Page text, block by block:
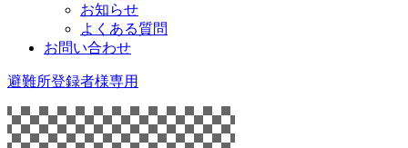
お知らせ
よくある質問
お問い合わせ
避難所登録者様専用